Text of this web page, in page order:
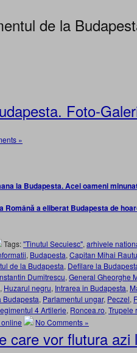
de la
Foto-
»
la Budapesta. Acei oameni
Română a eliberat Budapesta de
Tags:"Tinutul Secuiesc", arhivele
, Budapesta, Capitan Mihai Rautu
de la Budapesta, Defilare la
Dumitrescu, General Gheorghe
, Huzarul negru, Intrarea in Budapesta,
Budapesta, Parlamentul ungar, Peczel,
4 Artilerie, Roncea.ro, Trupele
No Comments »
care vor flutura azi